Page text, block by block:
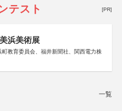
テスト [PR]
浜美術展
教育委員会、福井新聞社、関西電力株
一覧